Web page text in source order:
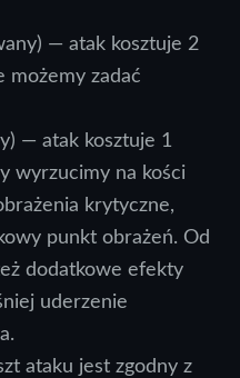
— atak kosztuje 2
możemy zadać
— atak kosztuje 1
wyrzucimy na kości
krytyczne,
punkt obrażeń. Od
dodatkowe efekty
uderzenie
ataku jest zgodny z